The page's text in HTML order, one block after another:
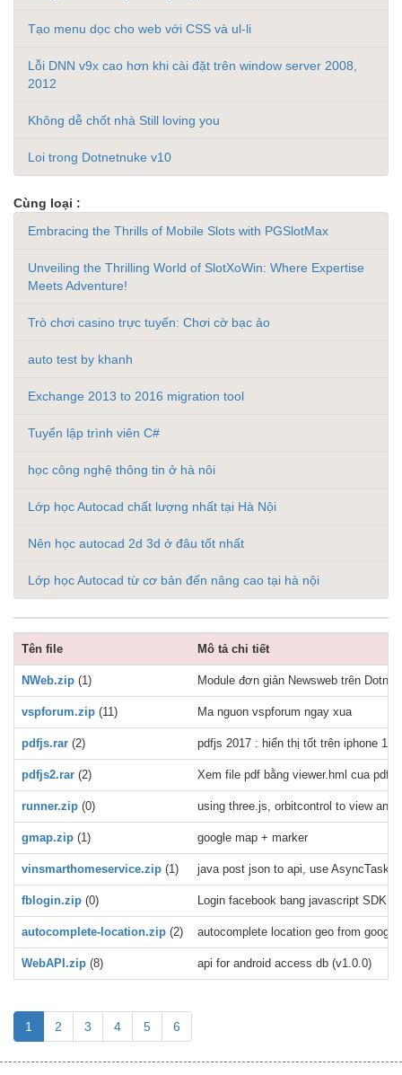
Tạo menu dọc cho web với CSS và ul-li
Lỗi DNN v9x cao hơn khi cài đặt trên window server 2008,
2012
Không dễ chốt nhà Still loving you
Loi trong Dotnetnuke v10
Cùng loại :
Embracing the Thrills of Mobile Slots with PGSlotMax
Unveiling the Thrilling World of SlotXoWin: Where Expertise
Meets Adventure!
Trò chơi casino trực tuyến: Chơi cờ bạc ảo
auto test by khanh
Exchange 2013 to 2016 migration tool
Tuyển lập trình viên C#
học công nghệ thông tin ở hà nôi
Lớp học Autocad chất lượng nhất tại Hà Nội
Nên học autocad 2d 3d ở đâu tốt nhất
Lớp học Autocad từ cơ bản đến nâng cao tại hà nội
Tên file Mô tả chi tiết
NWeb.zip (1) Module đơn giản Newsweb trên
vspforum.zip (11) Ma nguon vspforum ngay xua
pdfjs.rar (2) pdfjs 2017 : hiển thị tốt trên iphone
pdfjs2.rar (2) Xem file pdf bằng viewer.hml cua
runner.zip (0) using three.js, orbitcontrol to view an
gmap.zip (1) google map + marker
vinsmarthomeservice.zip (1) java post json to api, use AsyncTask,
fblogin.zip (0) Login facebook bang javascript SDK
autocomplete-location.zip (2) autocomplete location geo from
WebAPI.zip (8) api for android access db (v1.0.0)
1 2 3 4 5 6